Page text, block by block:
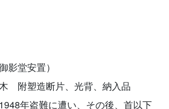
影堂安置）
附塑造断片、光背、納入品
年盗難に遭い、その後、首以下